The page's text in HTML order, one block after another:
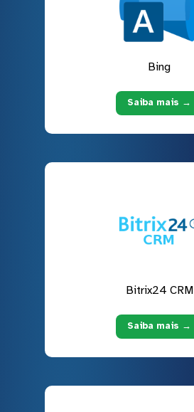
Bing
Saiba mais →
Bitrix24 CRM
Saiba mais →